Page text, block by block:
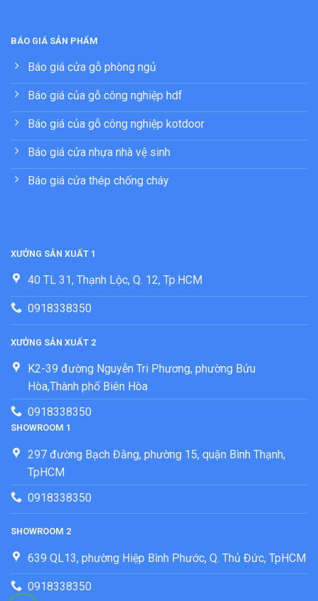
BÁO GIÁ SẢN PHẨM
Báo giá cửa gỗ phòng ngủ
Báo giá của gỗ công nghiệp hdf
Báo giá của gỗ công nghiệp kotdoor
Báo giá cửa nhựa nhà vệ sinh
Báo giá cửa thép chống cháy
XƯỞNG SẢN XUẤT 1
40 TL 31, Thạnh Lộc, Q. 12, Tp.HCM
0918338350
XƯỞNG SẢN XUẤT 2
K2-39 đường Nguyễn Tri Phương, phường Bửu
Hòa,Thành phố Biên Hòa
0918338350
SHOWROOM 1
297 đường Bạch Đằng, phường 15, quận Bình Thạnh,
TpHCM
0918338350
SHOWROOM 2
639 QL13, phường Hiệp Bình Phước, Q. Thủ Đức, TpHCM
0918338350